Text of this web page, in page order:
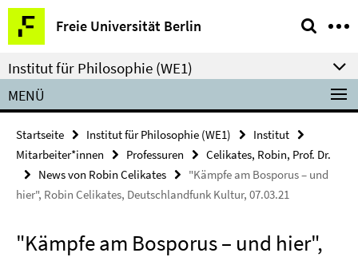
Springe
direkt
zu
Inhalt
Freie Universität Berlin
Service-
Navigation
Institut für Philosophie (WE1)
MENÜ
Startseite Institut für Philosophie (WE1)
Institut
Mitarbeiter*innen
Professuren
Celikates, Robin, Prof. Dr.
News von Robin Celikates
"Kämpfe am Bosporus – und
hier", Robin Celikates, Deutschlandfunk Kultur, 07.03.21
"Kämpfe am Bosporus – und hier",